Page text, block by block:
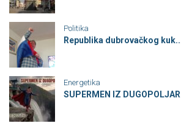
Politika
Republika dubrovačkog
Energetika
SUPERMEN IZ